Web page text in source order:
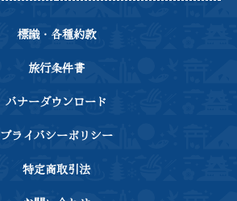
標識・各種約款
旅行条件書
バナーダウンロード
プライバシーポリシー
特定商取引法